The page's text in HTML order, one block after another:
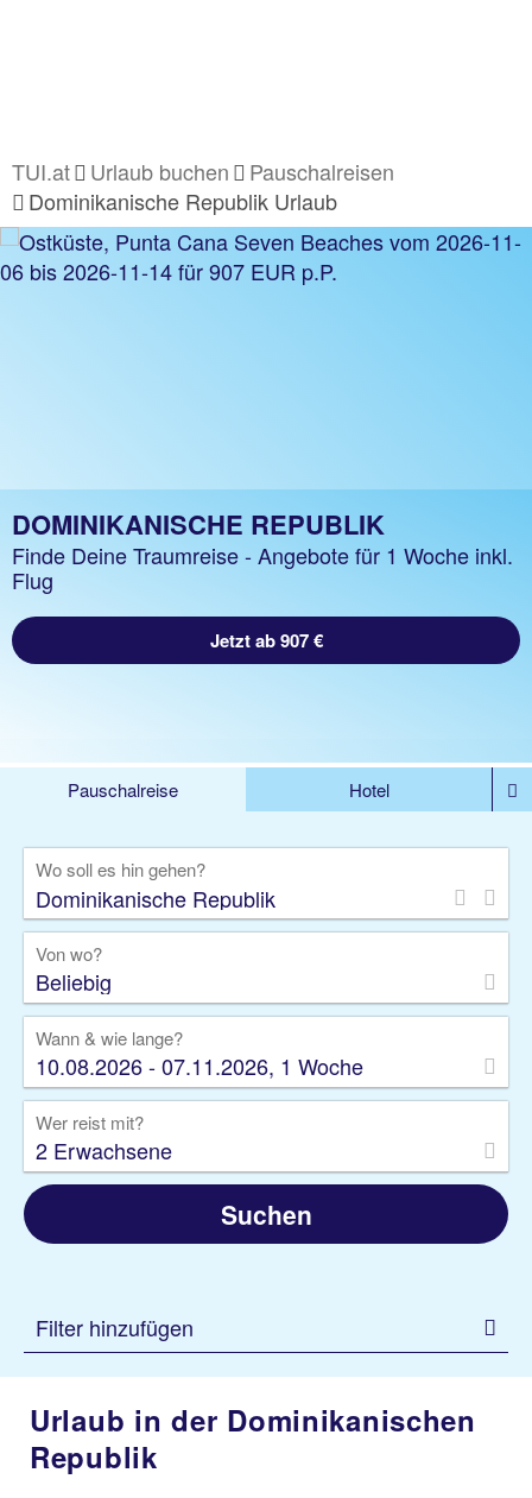
TUI.at Urlaub buchen
Pauschalreisen
Dominikanische Republik Urlaub
DOMINIKANISCHE REPUBLIK
Finde Deine Traumreise - Angebote für 1 Woche inkl.
Flug
Jetzt ab 907 €
Pauschalreise
Hotel
Rundreise
Kreuzfahrt
Gruppenreise
Camper Privattransfer
Wo soll es hin gehen?
Von wo?
Beliebig
Wann & wie lange?
10.08.2026 - 07.11.2026, 1 Woche
Wer reist mit?
2 Erwachsene
Suchen
Filter hinzufügen
Urlaub in der Dominikanischen
Republik